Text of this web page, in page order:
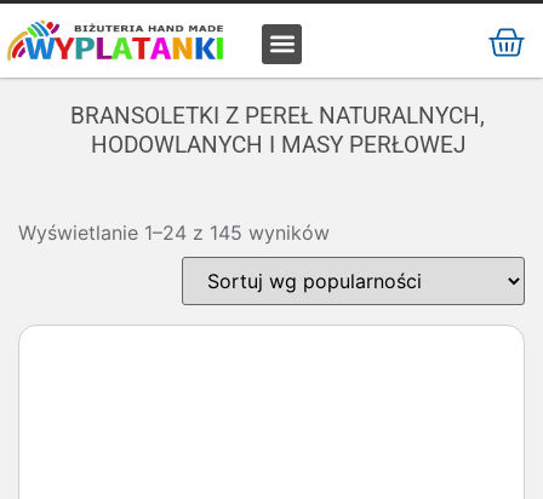
BRANSOLETKI Z PEREŁ NATURALNYCH,
HODOWLANYCH I MASY PERŁOWEJ
Wyświetlanie 1–24 z 145 wyników